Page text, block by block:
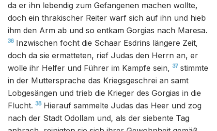
da er ihn lebendig zum Gefangenen machen wollte,
doch ein thrakischer Reiter warf sich auf ihn und hieb
ihm den Arm ab und so entkam Gorgias nach Maresa.
36 Inzwischen focht die Schaar Esdrins längere Zeit,
doch da sie ermatteten, rief Judas den Herrn an, er
wolle ihr Helfer und Führer im Kampfe sein, 37 stimmte
in der Muttersprache das Kriegsgeschrei an samt
Lobgesängen und trieb die Krieger des Gorgias in die
Flucht. 38 Hierauf sammelte Judas das Heer und zog
nach der Stadt Odollam und, als der siebente Tag